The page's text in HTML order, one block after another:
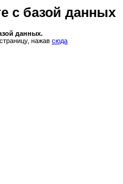
с базой данных
данных.
нажав сюда